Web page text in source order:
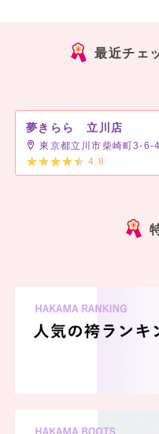
最近チェ
夢きらら 立川店
東京都立川市柴崎町3-6-4
4.8